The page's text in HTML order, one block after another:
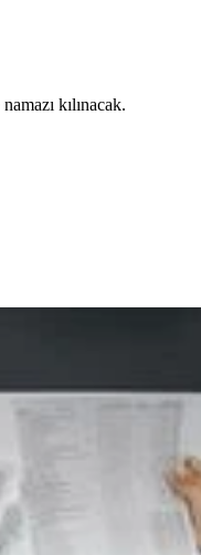
kılınacak.